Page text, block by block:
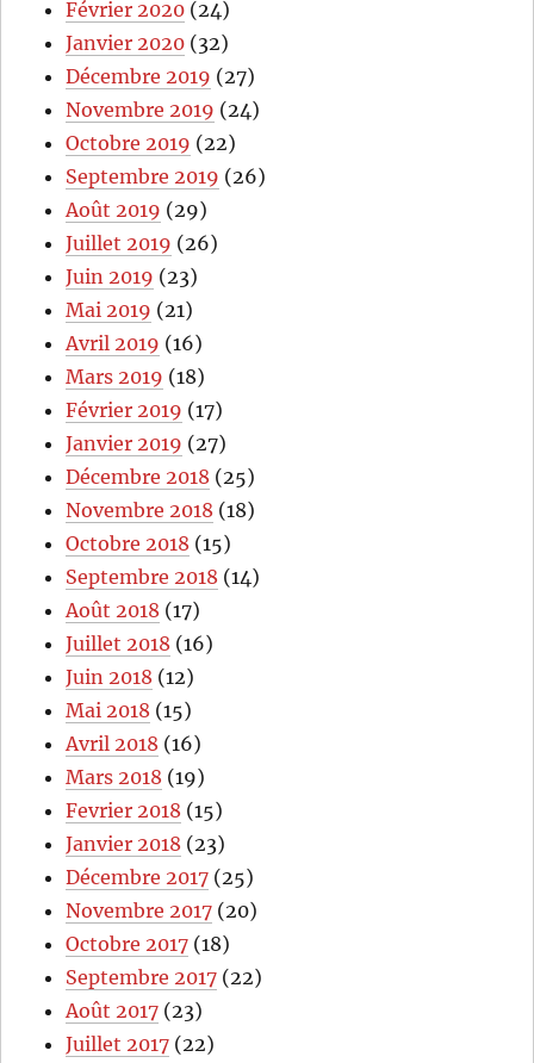
Février 2020 (24)
Janvier 2020 (32)
Décembre 2019 (27)
Novembre 2019 (24)
Octobre 2019 (22)
Septembre 2019 (26)
Août 2019 (29)
Juillet 2019 (26)
Juin 2019 (23)
Mai 2019 (21)
Avril 2019 (16)
Mars 2019 (18)
Février 2019 (17)
Janvier 2019 (27)
Décembre 2018 (25)
Novembre 2018 (18)
Octobre 2018 (15)
Septembre 2018 (14)
Août 2018 (17)
Juillet 2018 (16)
Juin 2018 (12)
Mai 2018 (15)
Avril 2018 (16)
Mars 2018 (19)
Fevrier 2018 (15)
Janvier 2018 (23)
Décembre 2017 (25)
Novembre 2017 (20)
Octobre 2017 (18)
Septembre 2017 (22)
Août 2017 (23)
Juillet 2017 (22)